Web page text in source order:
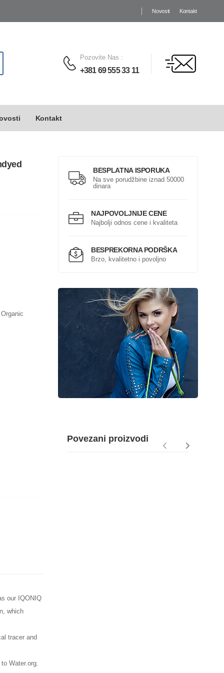
Novosti Kontakt
Pozovite Nas :
+381 69 555 33 11
Kontakt
our IQONIQ
which
tracer and
Water.org.
BESPLATNA ISPORUKA
Na sve porudžbine iznad 50000
dinara
NAJPOVOLJNIJE CENE
Najbolji odnos cene i kvaliteta
BESPREKORNA PODRŠKA
Brzo, kvalitetno i povoljno
Povezani proizvodi